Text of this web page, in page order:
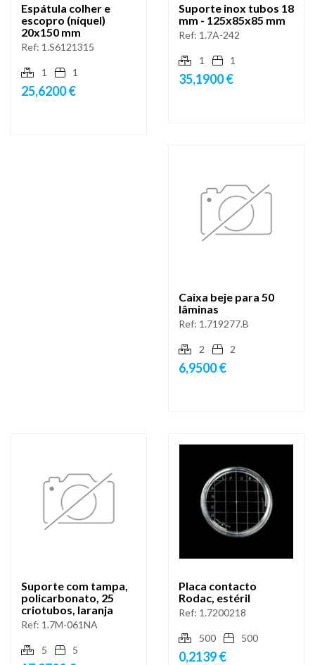
Espátula colher e
escopro (níquel)
20x150 mm
Ref: 1.S6121315
1 1
25,6200 €
Suporte inox tubos 18
mm - 125x85x85 mm
Ref: 1.7A-242
1 1
35,1900 €
Caixa beje para 50
lâminas
Ref: 1.719277.B
2 2
6,9500 €
Suporte com tampa,
policarbonato, 25
criotubos, laranja
Ref: 1.7M-061NA
5 5
Placa contacto
Rodac, estéril
Ref: 1.7200218
500 500
0,2139 €